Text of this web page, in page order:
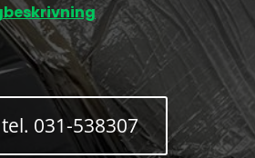
031-538307